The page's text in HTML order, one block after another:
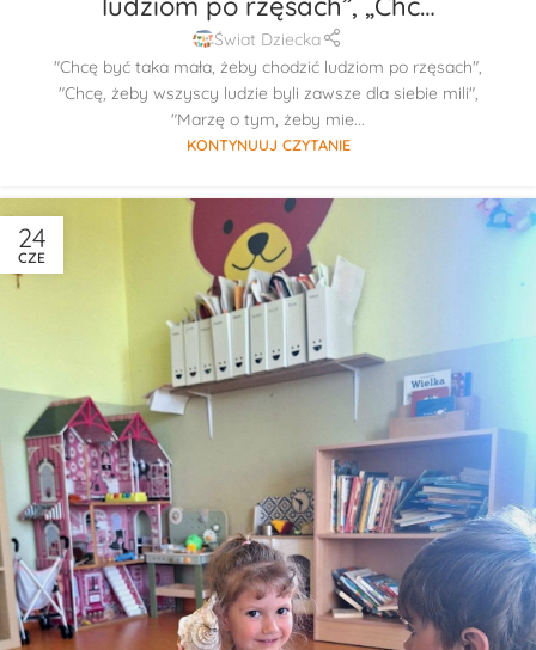
Świat Dziecka
"Chcę być taka mała, żeby chodzić ludziom po rzęsach",
"Chcę, żeby wszyscy ludzie byli zawsze dla siebie mili",
"Marzę o tym, żeby mie...
KONTYNUUJ CZYTANIE
24
CZE